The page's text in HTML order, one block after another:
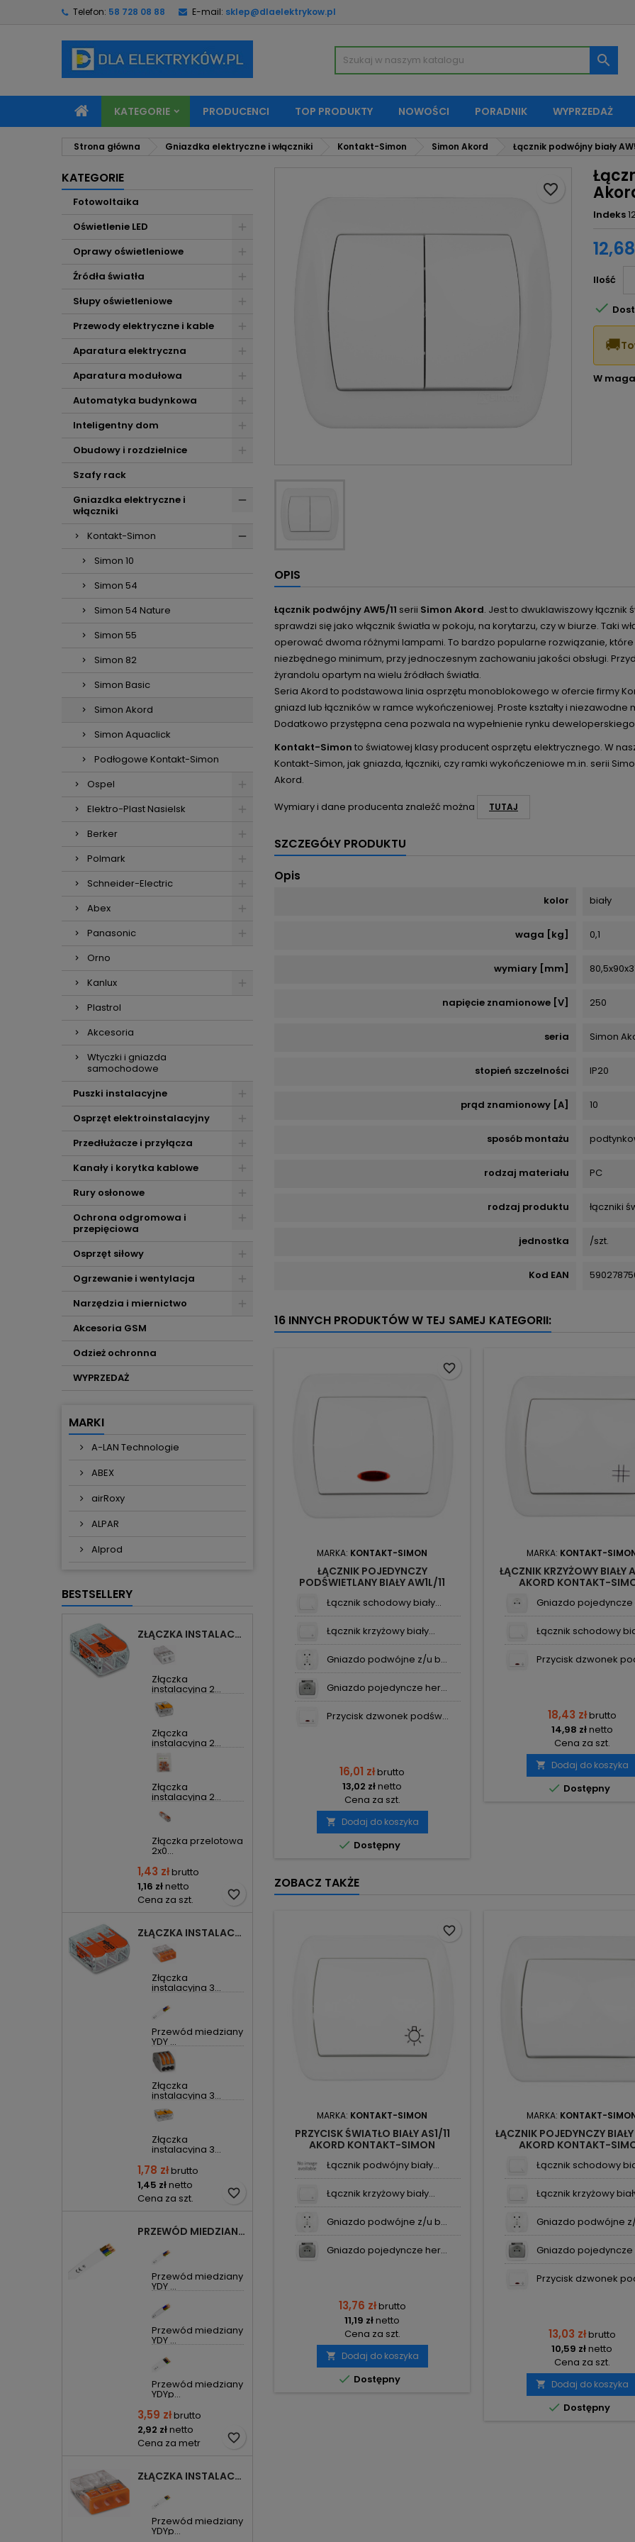
Telefon: 58 728 08 88 E-mail: sklep@dlaelektrykow.pl

KATEGORIE PRODUCENCI TOP PRODUKTY NOWOŚCI PORADNIK WYPRZEDAŻ
Strona główna Gniazdka elektryczne i włączniki Kontakt-Simon Simon Akord Łącznik podwójny biały
KATEGORIE
Fotowoltaika
Oświetlenie LED
Oprawy oświetleniowe
Źródła światła
Słupy oświetleniowe
Przewody elektryczne i kable
Aparatura elektryczna
Aparatura modułowa
Automatyka budynkowa
Inteligentny dom
Obudowy i rozdzielnice
Szafy rack
Gniazdka elektryczne i
włączniki
Kontakt-Simon
Simon 10
Simon 54
Simon 54 Nature
Simon 55
Simon 82
Simon Basic
Simon Akord
Simon Aquaclick
Podłogowe Kontakt-Simon
Ospel
Elektro-Plast Nasielsk
Berker
Polmark
Schneider-Electric
Abex
Panasonic
Orno
Kanlux
Plastrol
Akcesoria
Wtyczki i gniazda
samochodowe
Puszki instalacyjne
Osprzęt elektroinstalacyjny
Przedłużacze i przyłącza
Kanały i korytka kablowe
Rury osłonowe
Ochrona odgromowa i
przepięciowa
Osprzęt siłowy
Ogrzewanie i wentylacja
Narzędzia i miernictwo
Akcesoria GSM
Odzież ochronna
WYPRZEDAŻ
MARKI
A-LAN Technologie
ABEX
airRoxy
ALPAR
Alprod
BESTSELLERY
ZŁĄCZKA INSTALACYJNA 2X UNIWERSALNA COMPACT 221-412 WAGO
Złączka
instalacyjna 2...
Złączka
instalacyjna 2...
Złączka
instalacyjna 2...
Złączka przelotowa
2x0...
1,43 złbrutto
1,16 złnetto
Cena za szt.
favorite_border
ZŁĄCZKA INSTALACYJNA 3X UNIWERSALNA COMPACT 221-413 WAGO
Złączka
instalacyjna 3...
Przewód miedziany
YDY ...
Złączka
instalacyjna 3...
Złączka
instalacyjna 3...
1,78 złbrutto
1,45 złnetto
Cena za szt.
favorite_border
PRZEWÓD MIEDZIANY YDYP DRUT 3X1,5MM2 ŻO 450/750V
Przewód miedziany
YDY ...
Przewód miedziany
YDY ...
Przewód miedziany
YDYp...
3,59 złbrutto
2,92 złnetto
Cena za metr
favorite_border
ZŁĄCZKA INSTALACYJNA 3X COMPACT POMARAŃCZOWA 2273-203 WAGO
Przewód miedziany
YDYp...
Indeks
Ilość
favorite_border

🚚
W
OPIS
Łącznik podwójny AW5/11 serii Simon Akord. Jest to dwuklawiszowy
sprawdzi się jako włącznik światła w pokoju, na korytarzu, czy w biurze. Taki
operować dwoma różnymi lampami. To bardzo popularne rozwiązanie,
niezbędnego minimum, przy jednoczesnym zachowaniu jakości obsługi.
żyrandolu opartym na wielu źródłach światła.
Seria Akord to podstawowa linia osprzętu monoblokowego w ofercie firmy
gniazd lub łączników w ramce wykończeniowej. Proste kształty i
Dodatkowo przystępna cena pozwala na wypełnienie rynku
Kontakt-Simon to światowej klasy producent osprzętu elektrycznego. W
Kontakt-Simon, jak gniazda, łączniki, czy ramki wykończeniowe m.in. serii
Akord.
Wymiary i dane producenta znaleźć można
TUTAJ
SZCZEGÓŁY PRODUKTU
Opis
kolor biały
waga [kg] 0,1
wymiary [mm]
napięcie znamionowe [V] 250
seria Simon
stopień szczelności IP20
prąd znamionowy [A] 10
sposób montażu
rodzaj materiału PC
rodzaj produktu łączniki
jednostka /szt.
Kod EAN
16 INNYCH PRODUKTÓW W TEJ SAMEJ KATEGORII:
MARKA: KONTAKT-SIMON
ŁĄCZNIK POJEDYNCZY
PODŚWIETLANY BIAŁY AW1L/11
Łącznik schodowy biały...
Łącznik krzyżowy biały...
Gniazdo podwójne z/u b...
Gniazdo pojedyncze her...
Przycisk dzwonek podśw...
16,01 złbrutto
13,02 złnetto
Cena za szt.
 Dodaj do koszyka
 Dostępny
favorite_border
MARKA: KONTAKT-
ŁĄCZNIK KRZYŻOWY BIAŁY
AKORD KONTAKT-
Gniazdo pojedyncze
Łącznik schodowy
Przycisk dzwonek
18,43 złbrutto
14,98 złnetto
Cena za szt.
 Dodaj do koszyka
 Dostępny
ZOBACZ TAKŻE
MARKA: KONTAKT-SIMON
PRZYCISK ŚWIATŁO BIAŁY AS1/11
AKORD KONTAKT-SIMON
Łącznik podwójny biały...
Łącznik krzyżowy biały...
Gniazdo podwójne z/u b...
Gniazdo pojedyncze her...
13,76 złbrutto
11,19 złnetto
Cena za szt.
 Dodaj do koszyka
 Dostępny
favorite_border
MARKA: KONTAKT-
ŁĄCZNIK POJEDYNCZY BIAŁY
AKORD KONTAKT-
Łącznik schodowy
Łącznik krzyżowy
Gniazdo podwójne
Gniazdo pojedyncze
Przycisk dzwonek
13,03 złbrutto
10,59 złnetto
Cena za szt.
 Dodaj do koszyka
 Dostępny
Moje listy życzeń
Utwórz nową listę
Utwórz listę życzeń
Utwórz listę życzeń
Zaloguj się
Musisz być zalogowany by zapisać produkty na swojej liście życzeń.